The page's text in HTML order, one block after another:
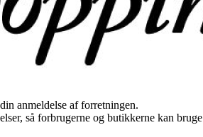
anmeldelse af forretningen.
så forbrugerne og butikkerne kan